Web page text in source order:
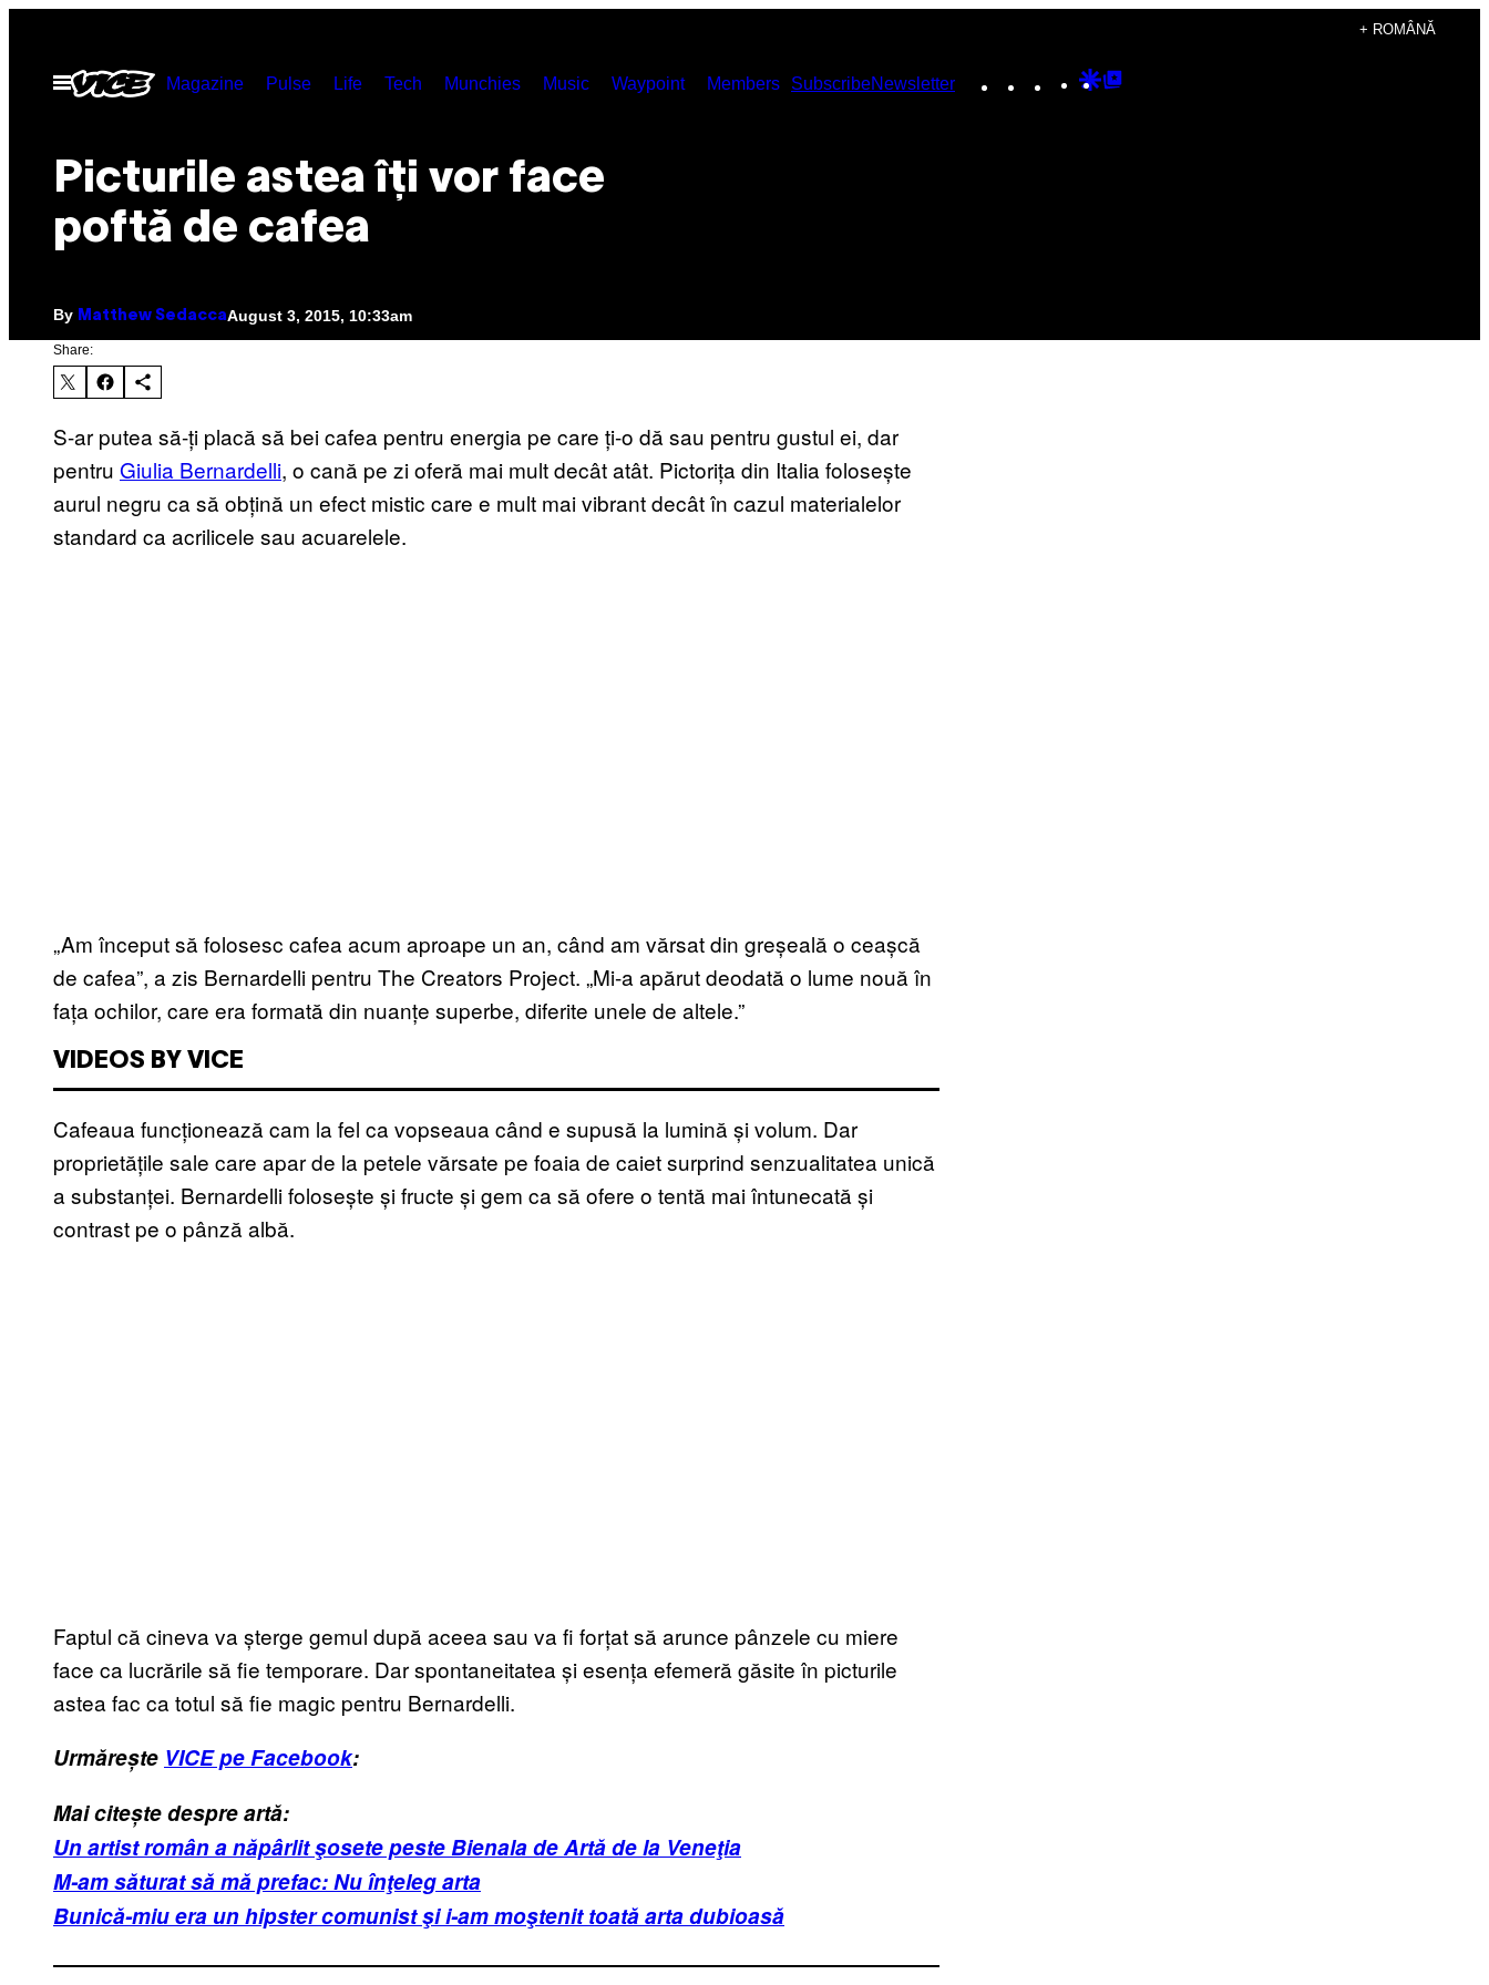
content
+ ROMÂNĂ
Open
Menu
Magazine Pulse Life Tech Munchies Music Waypoint Members SubscribeNewsletter Instagram
TikTokYouTube
Google
Picturile astea îți vor face
poftă de cafea
By Matthew SedaccaAugust 3, 2015, 10:33am
Share:
S-ar putea să-ți placă să bei cafea pentru energia pe care ți-o dă sau pentru gustul ei, dar
pentru Giulia Bernardelli, o cană pe zi oferă mai mult decât atât. Pictorița din Italia folosește
aurul negru ca să obțină un efect mistic care e mult mai vibrant decât în cazul materialelor
standard ca acrilicele sau acuarelele.
„Am început să folosesc cafea acum aproape un an, când am vărsat din greșeală o ceașcă
de cafea”, a zis Bernardelli pentru The Creators Project. „Mi-a apărut deodată o lume nouă în
fața ochilor, care era formată din nuanțe superbe, diferite unele de altele.”
VIDEOS BY VICE
Cafeaua funcționează cam la fel ca vopseaua când e supusă la lumină și volum. Dar
proprietățile sale care apar de la petele vărsate pe foaia de caiet surprind senzualitatea unică
a substanței. Bernardelli folosește și fructe și gem ca să ofere o tentă mai întunecată și
contrast pe o pânză albă.
Faptul că cineva va șterge gemul după aceea sau va fi forțat să arunce pânzele cu miere
face ca lucrările să fie temporare. Dar spontaneitatea și esența efemeră găsite în picturile
astea fac ca totul să fie magic pentru Bernardelli.
Urmărește VICE pe Facebook:
Mai citește despre artă:
Un artist român a năpârlit şosete peste Bienala de Artă de la Veneţia
M-am săturat să mă prefac: Nu înţeleg arta
Bunică-miu era un hipster comunist şi i-am moştenit toată arta dubioasă